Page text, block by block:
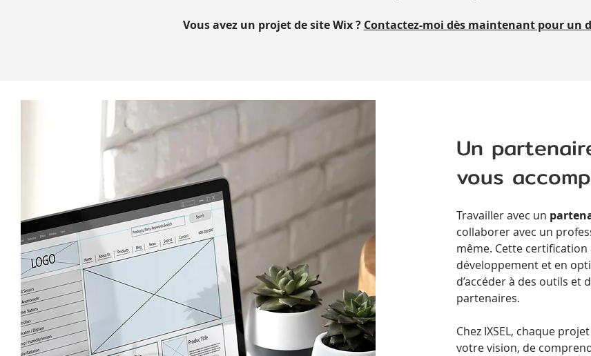
Vous avez un projet de site Wix ? Contactez-moi dès maintenant pour un
Un
vous
Travailler avec un
collaborer avec un
même. Cette
développement et en
d’accéder à des outils et
partenaires.
Chez IXSEL, chaque
votre vision, de